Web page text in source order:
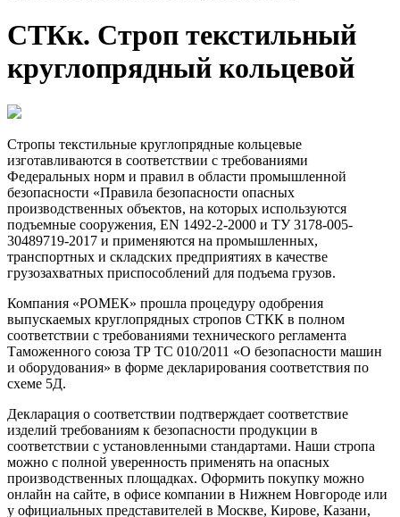
СТКк. Строп текстильный
круглопрядный кольцевой
Стропы текстильные круглопрядные кольцевые
изготавливаются в соответствии с требованиями
Федеральных норм и правил в области промышленной
безопасности «Правила безопасности опасных
производственных объектов, на которых используются
подъемные сооружения, EN 1492-2-2000 и ТУ 3178-005-
30489719-2017 и применяются на промышленных,
транспортных и складских предприятиях в качестве
грузозахватных приспособлений для подъема грузов.
Компания «РОМЕК» прошла процедуру одобрения
выпускаемых круглопрядных стропов СТКК в полном
соответствии с требованиями технического регламента
Таможенного союза ТР ТС 010/2011 «О безопасности машин
и оборудования» в форме декларирования соответствия по
схеме 5Д.
Декларация о соответствии подтверждает соответствие
изделий требованиям к безопасности продукции в
соответствии с установленными стандартами. Наши стропа
можно с полной уверенность применять на опасных
производственных площадках. Оформить покупку можно
онлайн на сайте, в офисе компании в Нижнем Новгороде или
у официальных представителей в Москве, Кирове, Казани,